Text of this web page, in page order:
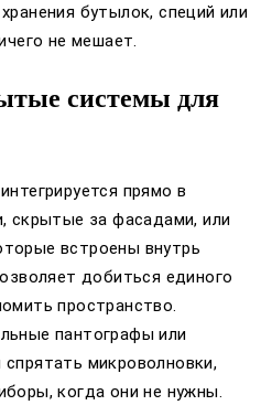
бутылок, специй или
не мешает.
системы для
прямо в
скрытые за фасадами, или
встроены внутрь
добиться единого
пространство.
пантографы или
микроволновки,
когда они не нужны.